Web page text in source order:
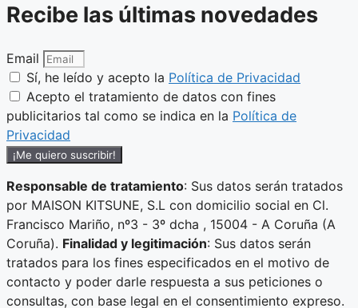
Recibe las últimas novedades
Email
Sí, he leído y acepto la Política de Privacidad
Acepto el tratamiento de datos con fines
publicitarios tal como se indica en la Política de
Privacidad
¡Me quiero suscribir!
Responsable de tratamiento: Sus datos serán tratados
por MAISON KITSUNE, S.L con domicilio social en Cl.
Francisco Mariño, nº3 - 3º dcha , 15004 - A Coruña (A
Coruña). Finalidad y legitimación: Sus datos serán
tratados para los fines especificados en el motivo de
contacto y poder darle respuesta a sus peticiones o
consultas, con base legal en el consentimiento expreso.